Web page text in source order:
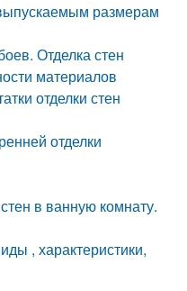
размерам
Отделка стен
материалов
отделки стен
отделки
в ванную комнату.
, характеристики,